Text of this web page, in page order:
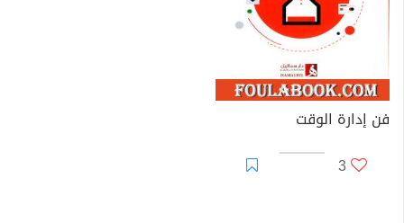
فن إدارة الوقت
3